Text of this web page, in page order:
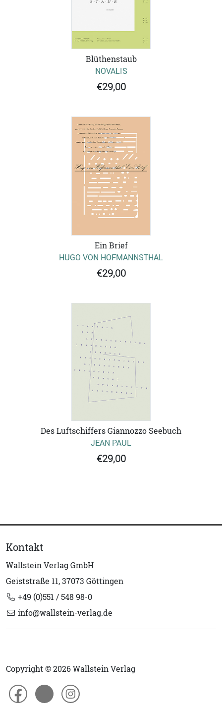
Blüthenstaub
NOVALIS
€29,00
Ein Brief
HUGO VON HOFMANNSTHAL
€29,00
Des Luftschiffers Giannozzo Seebuch
JEAN PAUL
€29,00
Kontakt
Wallstein Verlag GmbH
Geiststraße 11, 37073 Göttingen
+49 (0)551 / 548 98-0
info@wallstein-verlag.de
Copyright © 2026 Wallstein Verlag